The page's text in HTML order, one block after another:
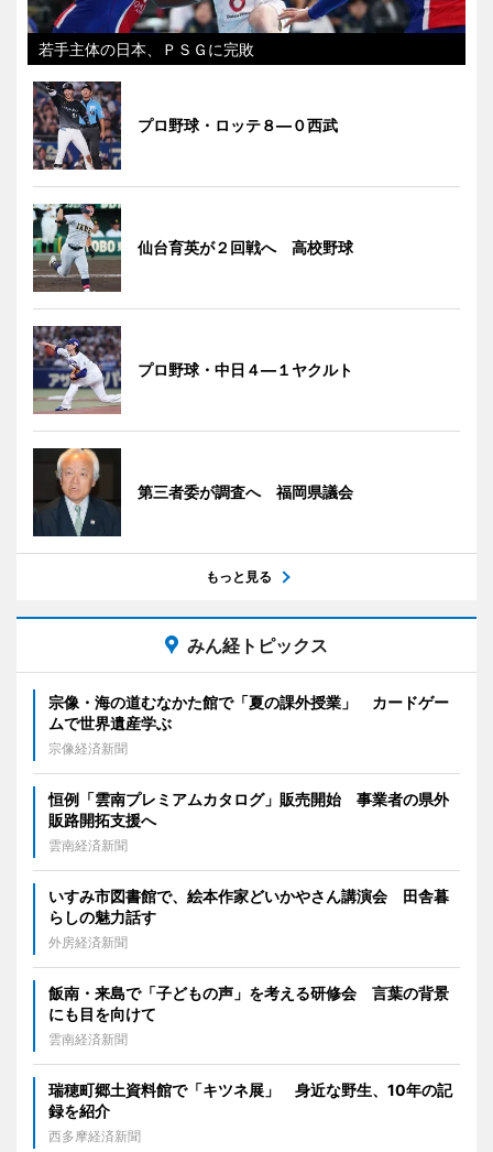
若手主体の日本、ＰＳＧに完敗
プロ野球・ロッテ８―０西武
仙台育英が２回戦へ 高校野球
プロ野球・中日４―１ヤクルト
第三者委が調査へ 福岡県議会
もっと見る
みん経トピックス
宗像・海の道むなかた館で「夏の課外授業」 カードゲー
ムで世界遺産学ぶ
宗像経済新聞
恒例「雲南プレミアムカタログ」販売開始 事業者の県外
販路開拓支援へ
雲南経済新聞
いすみ市図書館で、絵本作家どいかやさん講演会 田舎暮
らしの魅力話す
外房経済新聞
飯南・来島で「子どもの声」を考える研修会 言葉の背景
にも目を向けて
雲南経済新聞
瑞穂町郷土資料館で「キツネ展」 身近な野生、10年の記
録を紹介
西多摩経済新聞